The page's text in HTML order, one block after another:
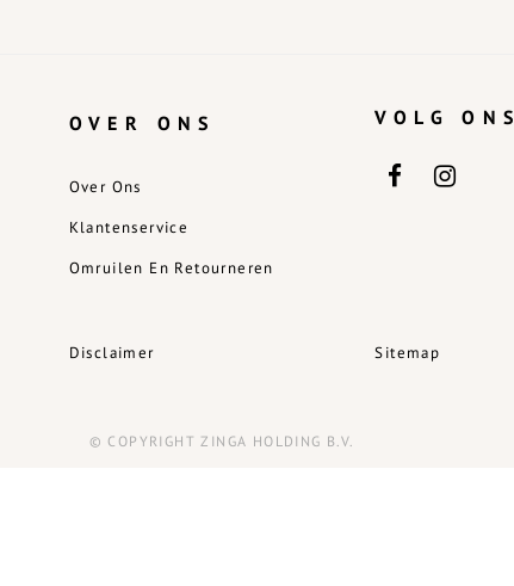
OVER ONS
Over Ons
Klantenservice
Omruilen En Retourneren
Disclaimer
VOLG ONS
Sitemap
© COPYRIGHT ZINGA HOLDING B.V.